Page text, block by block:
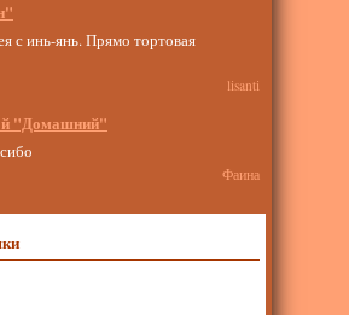
с инь-янь. Прямо тортовая
lisanti
"Домашний"
Фаина